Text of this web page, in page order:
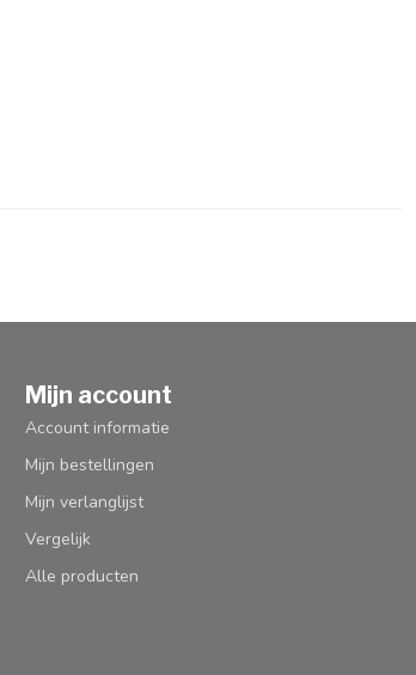
Mijn account
Account informatie
Mijn bestellingen
Mijn verlanglijst
Vergelijk
Alle producten